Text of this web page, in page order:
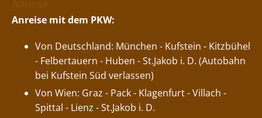
Anreise
Anreise mit dem PKW:
Von Deutschland: München - Kufstein - Kitzbühel
- Felbertauern - Huben - St.Jakob i. D. (Autobahn
bei Kufstein Süd verlassen)
Von Wien: Graz - Pack - Klagenfurt - Villach -
Spittal - Lienz - St.Jakob i. D.